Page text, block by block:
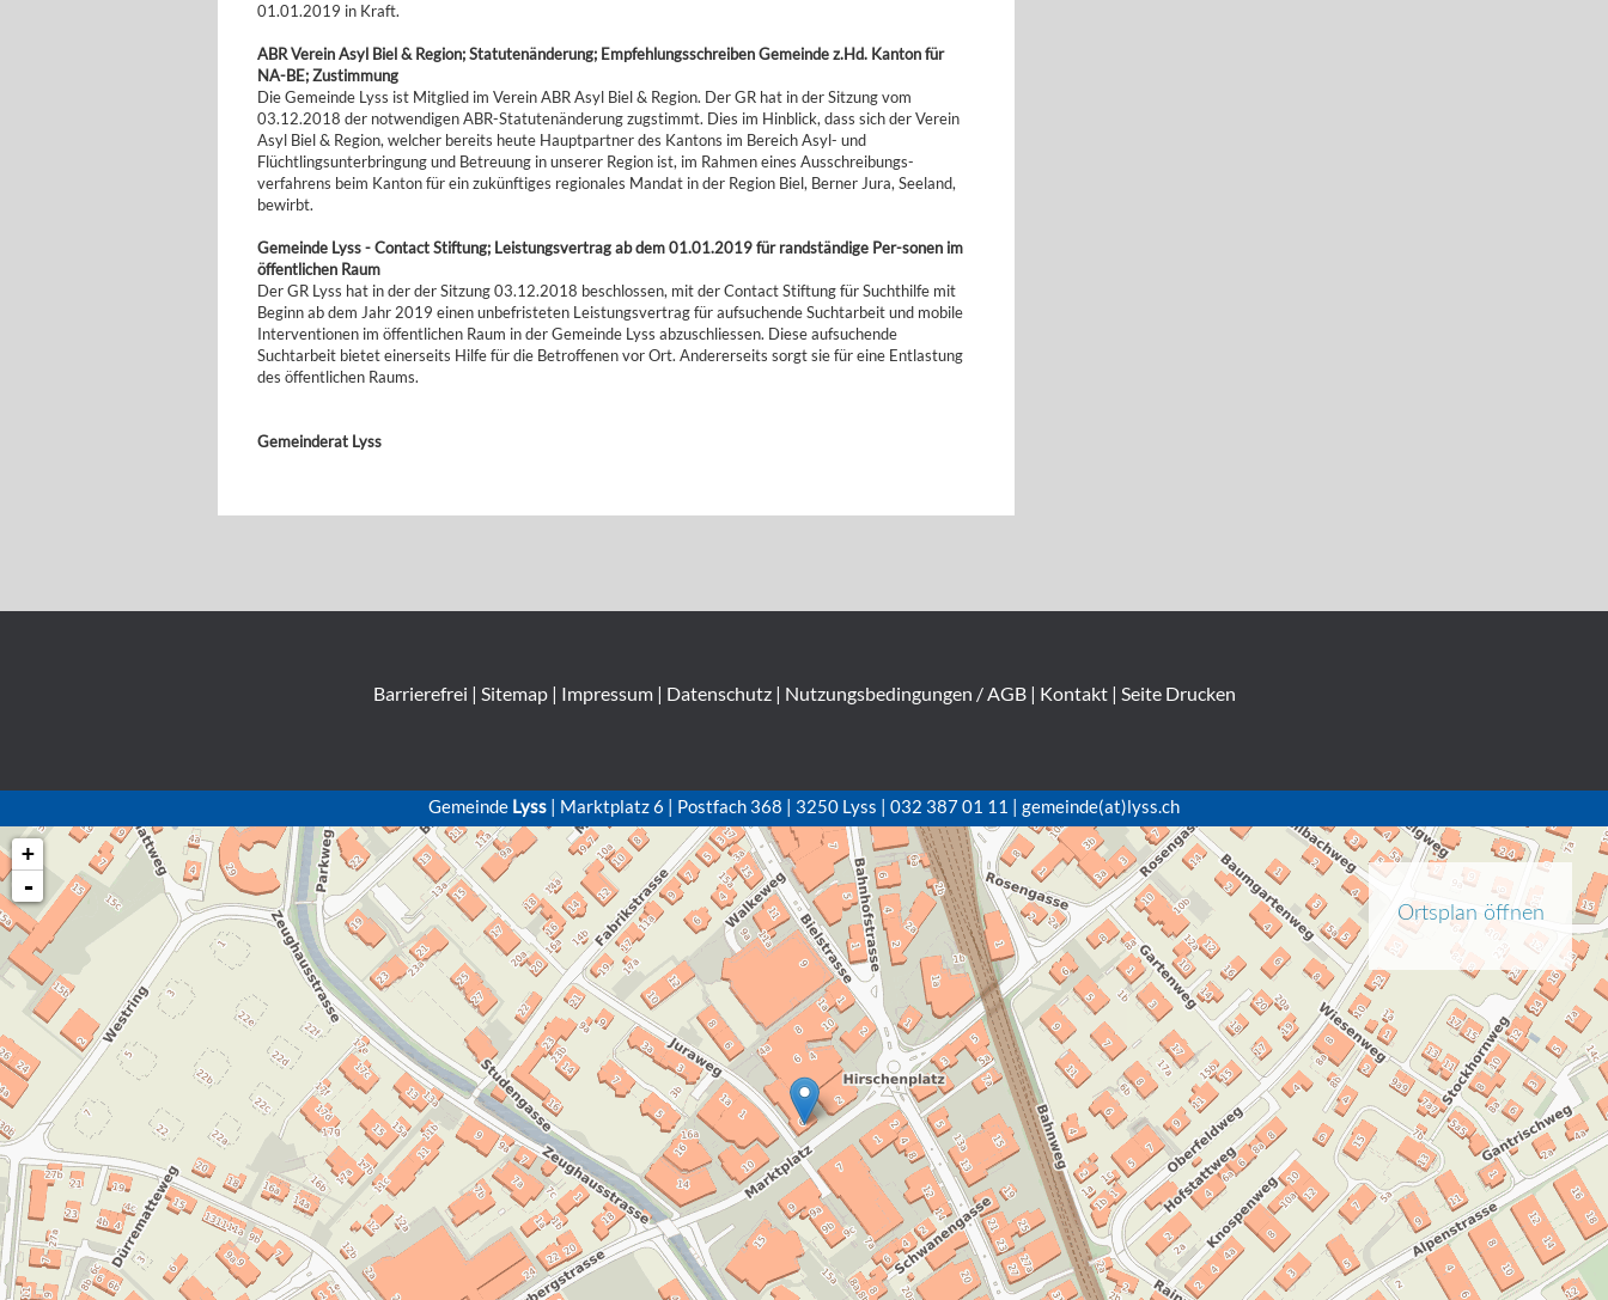
01.01.2019 in Kraft.
ABR Verein Asyl Biel & Region; Statutenänderung; Empfehlungsschreiben Gemeinde z.Hd. Kanton für
NA-BE; Zustimmung
Die Gemeinde Lyss ist Mitglied im Verein ABR Asyl Biel & Region. Der GR hat in der Sitzung vom
03.12.2018 der notwendigen ABR-Statutenänderung zugstimmt. Dies im Hinblick, dass sich der Verein
Asyl Biel & Region, welcher bereits heute Hauptpartner des Kantons im Bereich Asyl- und
Flüchtlingsunterbringung und Betreuung in unserer Region ist, im Rahmen eines Ausschreibungs-
verfahrens beim Kanton für ein zukünftiges regionales Mandat in der Region Biel, Berner Jura, Seeland,
bewirbt.
Gemeinde Lyss - Contact Stiftung; Leistungsvertrag ab dem 01.01.2019 für randständige Per-sonen im
öffentlichen Raum
Der GR Lyss hat in der der Sitzung 03.12.2018 beschlossen, mit der Contact Stiftung für Suchthilfe mit
Beginn ab dem Jahr 2019 einen unbefristeten Leistungsvertrag für aufsuchende Suchtarbeit und mobile
Interventionen im öffentlichen Raum in der Gemeinde Lyss abzuschliessen. Diese aufsuchende
Suchtarbeit bietet einerseits Hilfe für die Betroffenen vor Ort. Andererseits sorgt sie für eine Entlastung
des öffentlichen Raums.
Gemeinderat Lyss
Barrierefrei | Sitemap| Impressum| Datenschutz| Nutzungsbedingungen / AGB| Kontakt| Seite Drucken
Gemeinde Lyss | Marktplatz 6 | Postfach 368 | 3250 Lyss | 032 387 01 11 | gemeinde(at)lyss.ch